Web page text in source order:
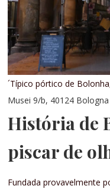
´Típico pórtico de
Musei 9/b, 40124 Bologna
História de
piscar de
Fundada provavelmente